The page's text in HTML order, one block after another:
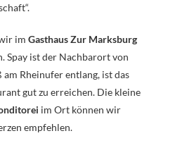
im Gasthaus Zur Marksburg
Spay ist der Nachbarort von
am Rheinufer entlang, ist das
gut zu erreichen. Die kleine
im Ort können wir
empfehlen.